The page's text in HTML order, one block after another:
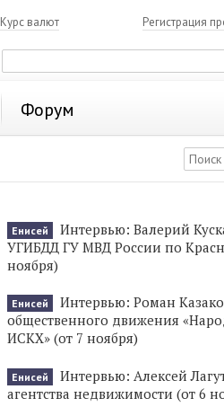
Курс валют Регистрация
Форум
Енисей
Интервью: Валерий
УГИБДД ГУ МВД России по
ноября)
Енисей
Интервью: Роман
общественного движения
ИСКХ» (от 7 ноября)
Енисей
Интервью: Алексей
агентства недвижимости (от 6